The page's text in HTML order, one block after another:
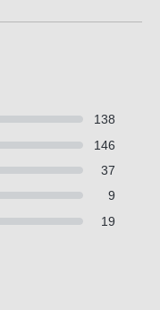
138
146
37
9
19